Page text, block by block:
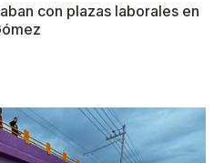
con plazas laborales en